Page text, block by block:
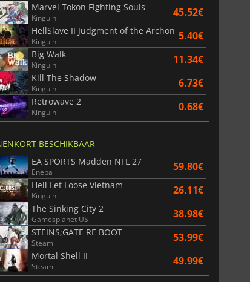
Marvel Tokon Fighting Souls
Kinguin 45.52€
HellSlave II Judgment of the Archon
Kinguin 5.40€
Big Walk
Kinguin 11.34€
Kill The Shadow
Kinguin 6.73€
Retrowave 2
Kinguin 0.68€
BESCHIKBAAR
EA SPORTS Madden NFL 27
Eneba 59.80€
Hell Let Loose Vietnam
Kinguin 26.11€
The Sinking City 2
Gamesplanet US 38.98€
STEINS;GATE RE BOOT
Steam 53.99€
Mortal Shell II
Steam 49.99€